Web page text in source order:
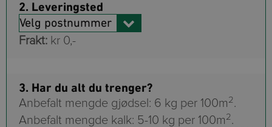
2. Leveringsted
Frakt: 0
3. Har du alt du trenger?
Anbefalt mengde gjødsel: 6 kg per 100m 2.
Anbefalt mengde kalk: 5-10 kg per 100m 2.